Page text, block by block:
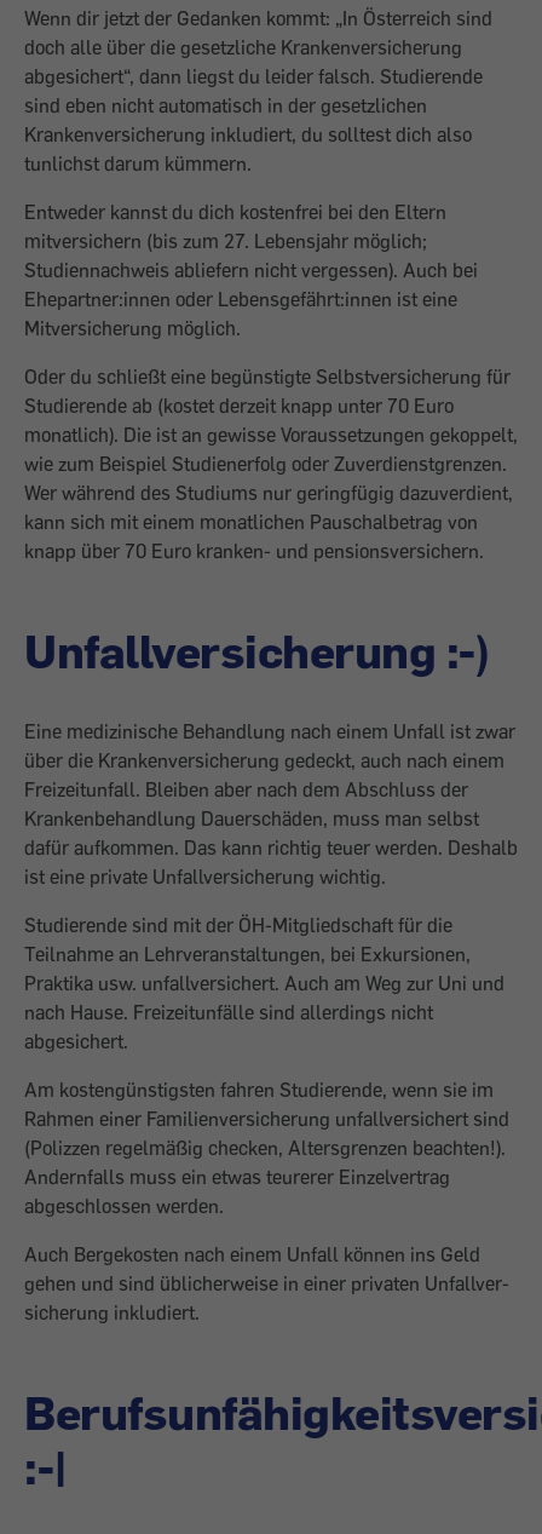
Wenn dir jetzt der Gedanken kommt: „In Österreich sind
doch alle über die gesetz­liche Krankenversicherung
abgesichert“, dann liegst du leider falsch. Studierende
sind eben nicht auto­matisch in der gesetzlichen
Krankenversicherung inkludiert, du solltest dich also
tunlichst darum kümmern.
Entweder kannst du dich kostenfrei bei den Eltern
mitversichern (bis zum 27. Lebensjahr möglich;
Studiennachweis abliefern nicht vergessen). Auch bei
Ehepartner:innen oder Lebensgefährt:innen ist eine
Mitversicherung möglich.
Oder du schließt eine begünstigte Selbstversicherung für
Studierende ab (kostet derzeit knapp unter 70 Euro
monatlich). Die ist an gewisse Voraussetzungen gekoppelt,
wie zum Beispiel Studienerfolg oder Zuverdienstgrenzen.
Wer während des Studiums nur gering­fügig dazuverdient,
kann sich mit einem monatlichen Pauschalbetrag von
knapp über 70 Euro kranken- und pensionsversichern.
Unfallversicherung :-)
Eine medizinische Behandlung nach einem Unfall ist zwar
über die Krankenversicherung gedeckt, auch nach einem
Freizeitunfall. Bleiben aber nach dem Abschluss der
Krankenbehandlung Dauerschäden, muss man selbst
dafür aufkommen. Das kann richtig teuer werden. Deshalb
ist eine pri­vate Unfallversicherung wichtig.
Studierende sind mit der ÖH-Mitgliedschaft für die
Teilnahme an Lehrveranstaltungen, bei Exkursionen,
Praktika usw. unfallversichert. Auch am Weg zur Uni und
nach Hause. Freizeitunfälle sind allerdings nicht
abgesichert.
Am kostengünstigsten fahren Studierende, wenn sie im
Rahmen einer Familienversicherung unfallversichert sind
(Polizzen regelmäßig checken, Altersgrenzen beachten!).
Andernfalls muss ein etwas teurerer Einzelvertrag
abgeschlossen werden.
Auch Bergekosten nach einem Unfall können ins Geld
gehen und sind üblicherweise in einer privaten Unfallver­
sicherung inkludiert.
:-|